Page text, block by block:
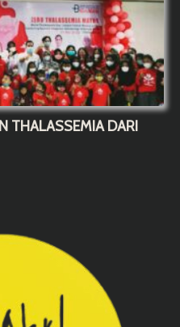
THALASSEMIA DARI